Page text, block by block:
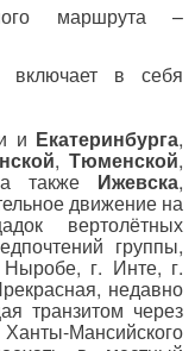
маршрута –
включает в себя
и Екатеринбурга,
,Тюменской,
также Ижевска,
движение на
вертолётных
группы,
г. Инте, г.
недавно
транзитом через
Мансийского